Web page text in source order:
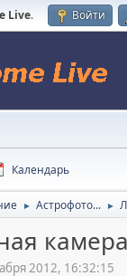
Live. Войти
Календарь
► Астрофото... ►
2012, 16:32:15